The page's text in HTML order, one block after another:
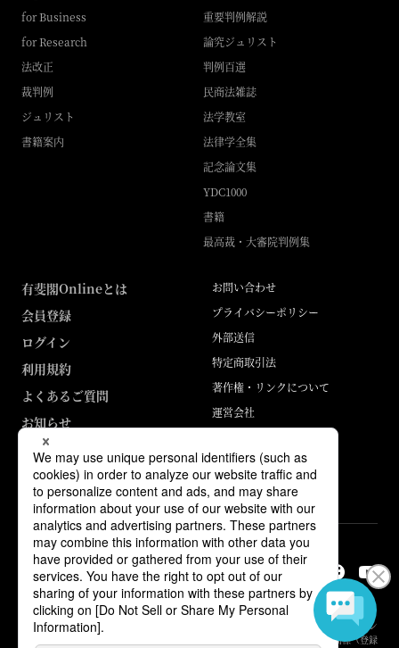
for Business
for Research
法改正
裁判例
ジュリスト
書籍案内
重要判例解説
論究ジュリスト
判例百選
民商法雑誌
法学教室
法律学全集
記念論文集
YDC1000
書籍
最高裁・大審院判例集
有斐閣Onlineとは
会員登録
ログイン
利用規約
よくあるご質問
お知らせ
お問い合わせ
プライバシーポリシー
外部送信
特定商取引法
著作権・リンクについて
運営会社
ABJマークは、この電子書店・電子書籍配信サービスが、著作権者からコン
テンツ使用許諾を得た正規版配信サービスであることを示す登録商標（登録